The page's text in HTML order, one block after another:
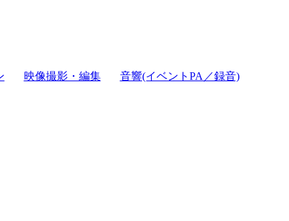
映像撮影・編集
音響(イベントPA／録音)